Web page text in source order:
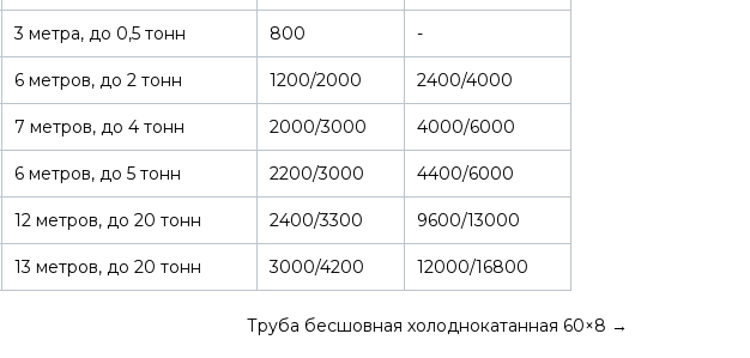
3 метра, до 0,5 тонн 800 -
6 метров, до 2 тонн 1200/2000 2400/4000
7 метров, до 4 тонн 2000/3000 4000/6000
6 метров, до 5 тонн 2200/3000 4400/6000
12 метров, до 20 тонн 2400/3300 9600/13000
13 метров, до 20 тонн 3000/4200 12000/16800
Труба бесшовная холоднокатанная 60×8 →